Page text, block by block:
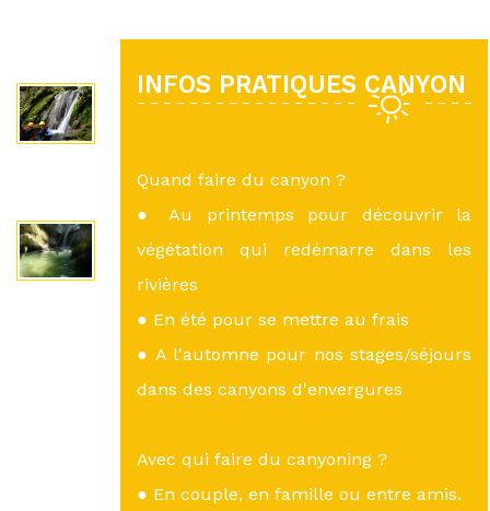
INFOS PRATIQUES CANYON
Quand faire du canyon ?
● Au printemps pour découvrir la
végétation qui redémarre dans les
rivières
● En été pour se mettre au frais
● A l'automne pour nos stages/séjours
dans des canyons d'envergures
Avec qui faire du canyoning ?
● En couple, en famille ou entre amis.